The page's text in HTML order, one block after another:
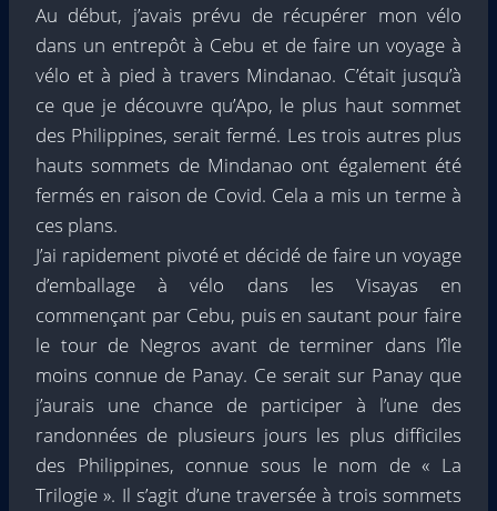
Au début, j’avais prévu de récupérer mon vélo
dans un entrepôt à Cebu et de faire un voyage à
vélo et à pied à travers Mindanao. C’était jusqu’à
ce que je découvre qu’Apo, le plus haut sommet
des Philippines, serait fermé. Les trois autres plus
hauts sommets de Mindanao ont également été
fermés en raison de Covid. Cela a mis un terme à
ces plans.
J’ai rapidement pivoté et décidé de faire un voyage
d’emballage à vélo dans les Visayas en
commençant par Cebu, puis en sautant pour faire
le tour de Negros avant de terminer dans l’île
moins connue de Panay. Ce serait sur Panay que
j’aurais une chance de participer à l’une des
randonnées de plusieurs jours les plus difficiles
des Philippines, connue sous le nom de « La
Trilogie ». Il s’agit d’une traversée à trois sommets